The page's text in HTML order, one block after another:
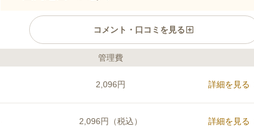
コメント・口コミを見る
ライフドット編集部のコメント
方メートルという広大な敷地の中にあります。陽光を遮
なものがないので、園内はどこも日当たり良好です。レ
が、土曜日・日曜日・お盆の時期には、無料シャトルバ
管理費
2,096円 詳細を見る
2,096円（税込） 詳細を見る